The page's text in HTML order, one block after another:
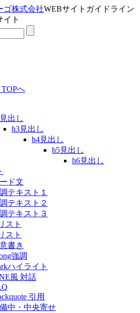
WEBサイトガイドライン
イト
へ
出し
h3見出し
h4見出し
h5見出し
h6見出し
ド文
テキスト１
テキスト２
テキスト３
スト
スト
書き
強調
ハイライト
風 対話
引用
中・中央寄せ